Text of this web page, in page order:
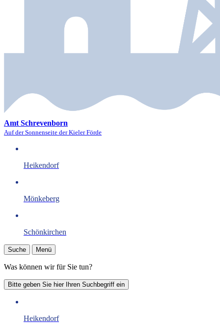
Amt Schrevenborn
Auf der Sonnenseite der Kieler Förde
Heikendorf
Mönkeberg
Schönkirchen
Suche Menü
Was können wir für Sie tun?
Bitte geben Sie hier Ihren Suchbegriff ein
Heikendorf